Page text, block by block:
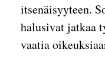
itsenäisyyteen.
halusivat jatkaa
vaatia